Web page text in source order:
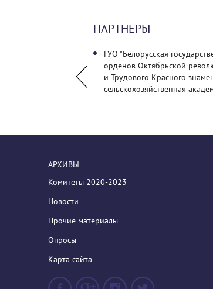
ПАРТНЕРЫ
ГУО "Белорусская
орденов Октябрьской
и Трудового Красного
сельскохозяйственная
АРХИВЫ
Комитеты 2020-2023
Новости
Прочие материалы
Опросы
Карта сайта